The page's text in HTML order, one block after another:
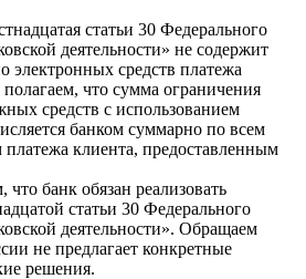
статьи 30 Федерального
деятельности» не содержит
электронных средств платежа
что сумма ограничения
средств с использованием
банком суммарно по всем
клиента, предоставленным
банк обязан реализовать
статьи 30 Федерального
деятельности». Обращаем
не предлагает конкретные
решения.